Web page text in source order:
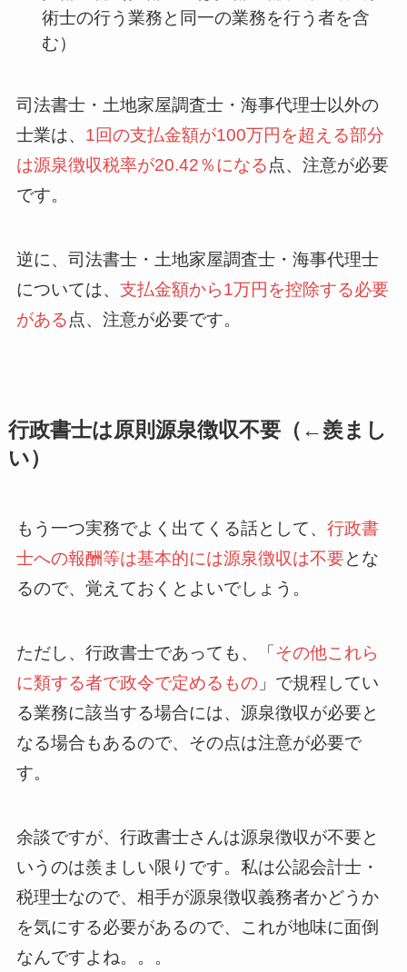
術士の行う業務と同一の業務を行う者を含
む）
司法書士・土地家屋調査士・海事代理士以外の
士業は、 1回の支払金額が100万円を超える部分
は源泉徴収税率が20.42％になる点、注意が必要
です。
逆に、司法書士・土地家屋調査士・海事代理士
については、 支払金額から1万円を控除する必要
がある点、注意が必要です。
行政書士は原則源泉徴収不要（←羨まし
い）
もう一つ実務でよく出てくる話として、 行政書
士への報酬等は基本的には源泉徴収は不要とな
るので、覚えておくとよいでしょう。
ただし、行政書士であっても、「 その他これら
に類する者で政令で定めるもの 」で規程してい
る業務に該当する場合には、源泉徴収が必要と
なる場合もあるので、その点は注意が必要で
す。
余談ですが、行政書士さんは源泉徴収が不要と
いうのは羨ましい限りです。私は公認会計士・
税理士なので、相手が源泉徴収義務者かどうか
を気にする必要があるので、これが地味に面倒
なんですよね。。。